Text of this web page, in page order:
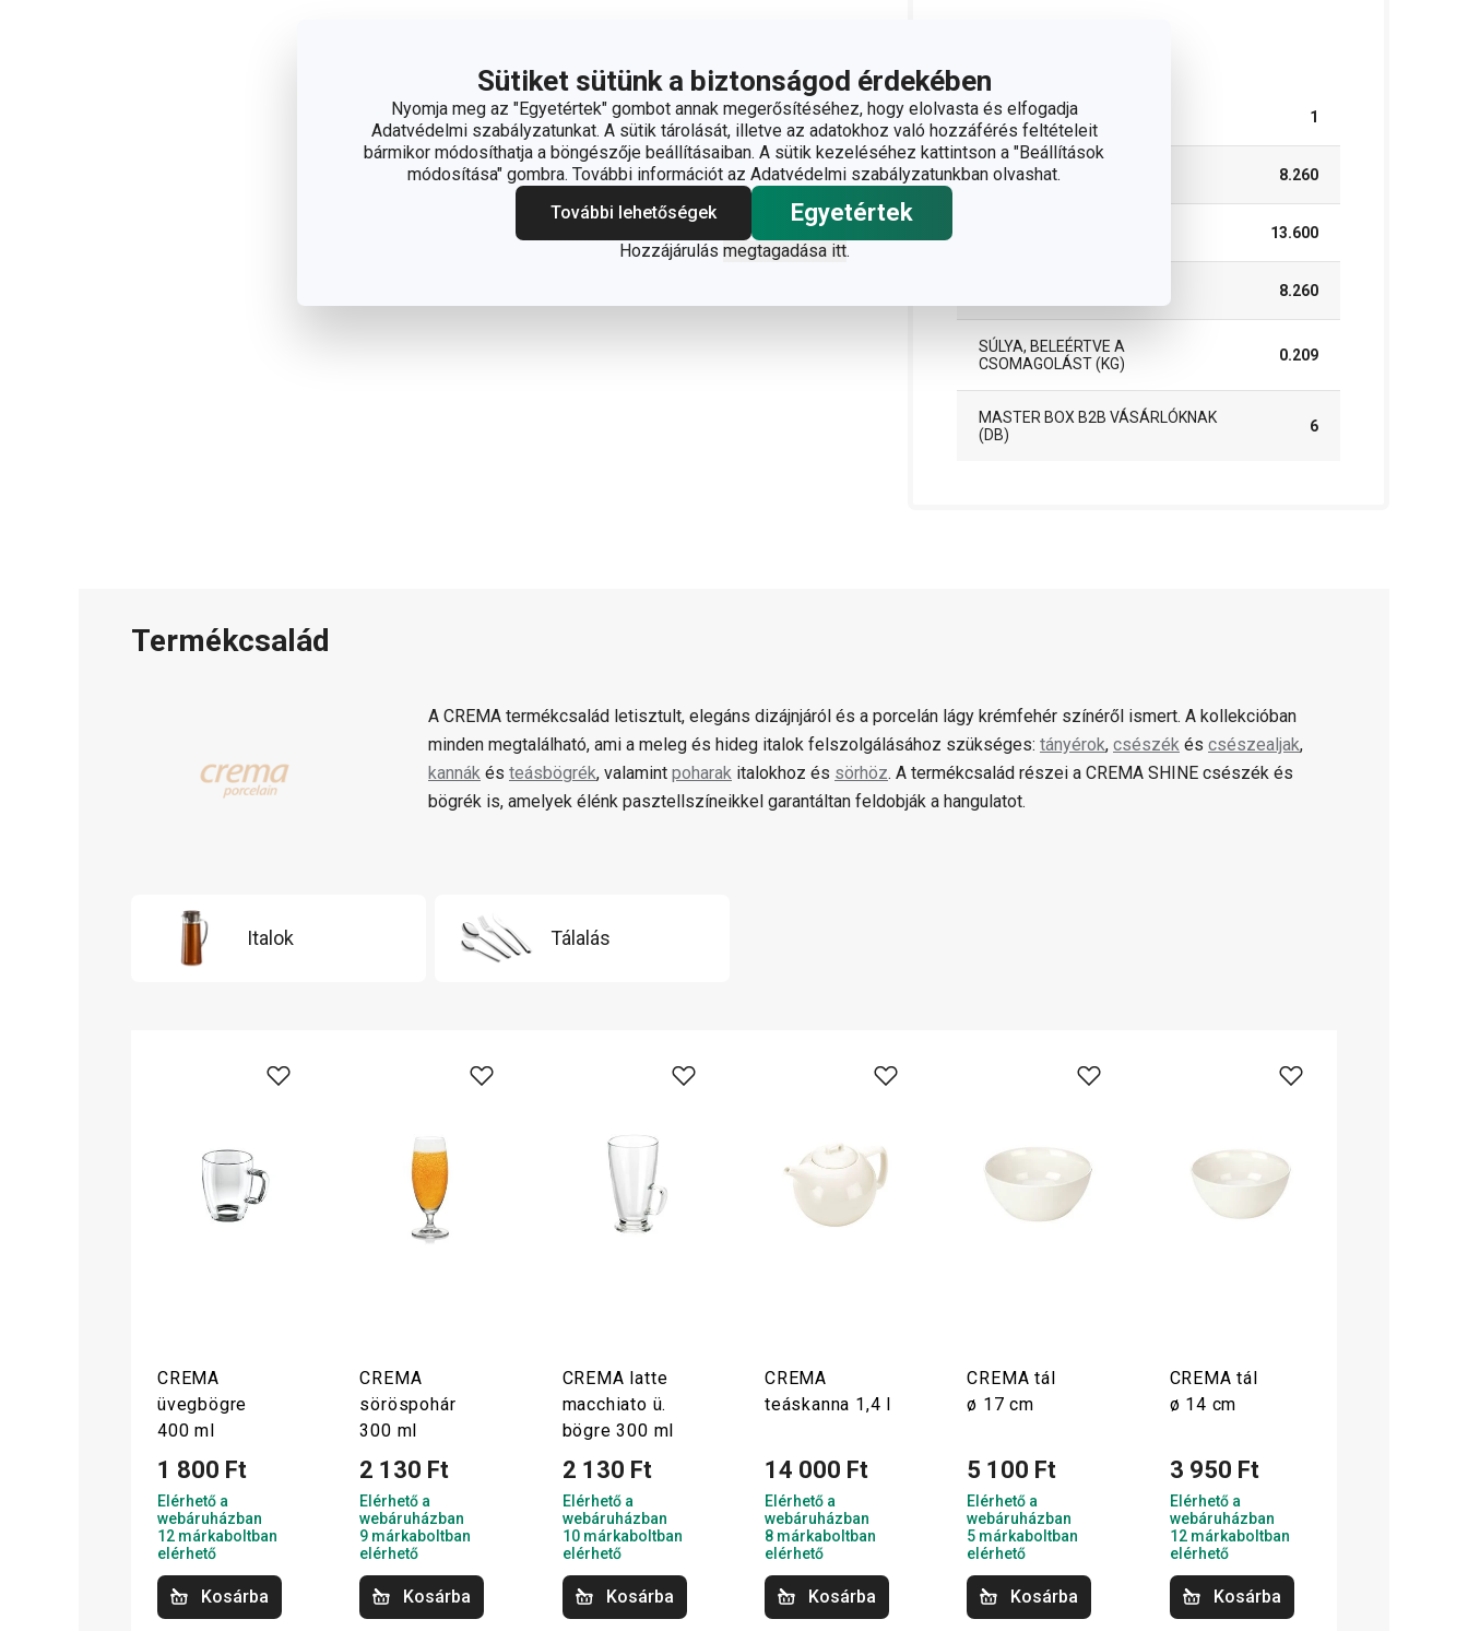
Sütiket sütünk a biztonságod érdekében
Nyomja meg az "Egyetértek" gombot annak megerősítéséhez, hogy elolvasta és elfogadja
Adatvédelmi szabályzatunkat. A sütik tárolását, illetve az adatokhoz való hozzáférés feltételeit
bármikor módosíthatja a böngészője beállításaiban. A sütik kezeléséhez kattintson a "Beállítások
módosítása" gombra. További információt az Adatvédelmi szabályzatunkban olvashat.
További lehetőségek
Egyetértek
Hozzájárulás megtagadása itt.
DARAB / KÉSZLET 1
SZÉLESSÉG (CM) 8.260
13.600
8.260
SÚLYA, BELEÉRTVE A
CSOMAGOLÁST (KG)
0.209
MASTER BOX B2B VÁSÁRLÓKNAK
(DB)
6
Termékcsalád
A CREMA termékcsalád letisztult, elegáns dizájnjáról és a porcelán lágy krémfehér színéről ismert. A kollekcióban
minden megtalálható, ami a meleg és hideg italok felszolgálásához szükséges: tányérok, csészék és csészealjak,
kannák és teásbögrék, valamint poharak italokhoz és sörhöz. A termékcsalád részei a CREMA SHINE csészék és
bögrék is, amelyek élénk pasztellszíneikkel garantáltan feldobják a hangulatot.
Italok Tálalás
CREMA
üvegbögre
400 ml
1 800 Ft
Elérhető a
webáruházban
12 márkaboltban
elérhető
Kosárba
CREMA
söröspohár
300 ml
2 130 Ft
Elérhető a
webáruházban
9 márkaboltban
elérhető
Kosárba
CREMA latte
macchiato ü.
bögre 300 ml
2 130 Ft
Elérhető a
webáruházban
10 márkaboltban
elérhető
Kosárba
CREMA
teáskanna 1,4 l
14 000 Ft
Elérhető a
webáruházban
8 márkaboltban
elérhető
Kosárba
CREMA tál
ø 17 cm
5 100 Ft
Elérhető a
webáruházban
5 márkaboltban
elérhető
Kosárba
CREMA tál
ø 14 cm
3 950 Ft
Elérhető a
webáruházban
12 márkaboltban
elérhető
Kosárba